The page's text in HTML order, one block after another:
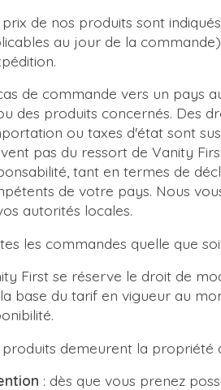
prix de nos produits sont
au jour de la
de commande vers un pays
des produits concernés. Des
ou taxes d'état sont
pas du ressort de Vanity
tant en termes de
de votre pays. Nous
autorités locales.
les commandes quelle que
First se réserve le droit de
base du tarif en vigueur au
produits demeurent la propriété
: dès que vous prenez